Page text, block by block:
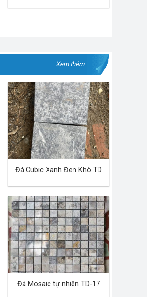
Xem thêm
Đá Cubic Xanh Đen Khò TD
Đá Mosaic tự nhiên TD-17